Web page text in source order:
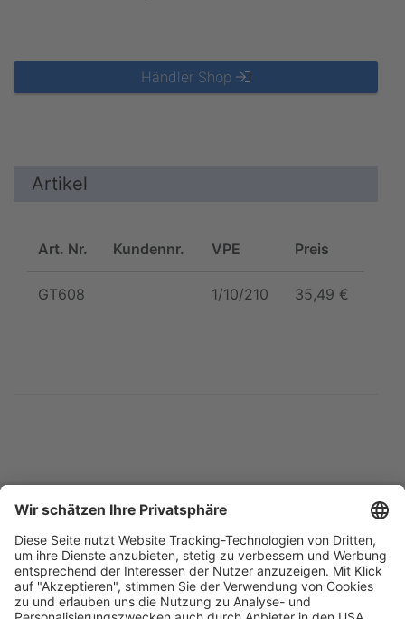
Händler Shop
Artikel
Art. Nr. Kundennr. VPE Preis
GT608 1/10/210 35,49 €
Blätterkatalog
Unternehmen
AGB
Garantie
Impressum
Datenschutz